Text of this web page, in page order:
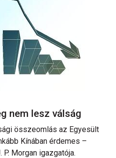
nem lesz válság
összeomlás az Egyesült
Kínában érdemes –
Morgan igazgatója.